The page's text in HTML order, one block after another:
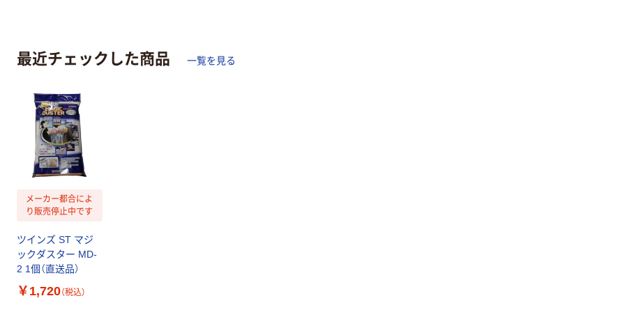
最近チェックした商品 一覧を見る
メーカー都合によ
り販売停止中です
ツインズ ST マジ
ックダスター MD-
2 1個（直送品）
￥ 1,720（税込）